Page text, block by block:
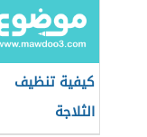
كيفية تنظيف
الثلاجة